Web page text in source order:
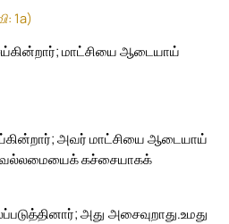
1a)
மாட்சியை ஆடையாய்
அவர் மாட்சியை ஆடையாய்
கச்சையாகக்
அது அசைவுறாது.உமது